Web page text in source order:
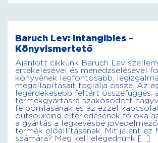
Baruch Lev: Intangibles –
Könyvismertető
Ajánlott cikkünk Baruch Lev
értékelésével és menedzselésével
könyvének legfontosabb,
megállapításait foglalja össze. Az
legérdekesebb feltárt összefüggés:
termékgyártásra szakosodott
felbomlásának és az ezzel
outsourcing elterjedésének fő oka
a gyártás a legkevésbé
termék előállításának. Mit jelent ez
számára? Meg kell elégednünk […]